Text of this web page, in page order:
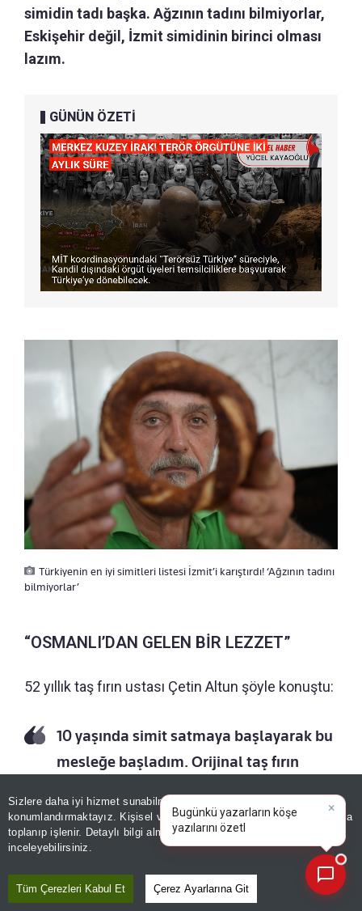
Sizlere daha iyi hizmet sunabilmek adına sitemizde
konumlandırmaktayız. Kişisel verileriniz, KVKK ve GDPR kapsamında
toplanıp işlenir. Detaylı bilgi almak içinAydınlatma Metnimizi
inceleyebilirsiniz.
Tüm Çerezleri Kabul Et Çerez Ayarlarına Git
simidin tadı başka. Ağzının tadını bilmiyorlar,
Eskişehir değil, İzmit simidinin birinci olması
lazım.
GÜNÜN ÖZETİ
Türkiyenin en iyi simitleri listesi İzmit’i karıştırdı! ‘Ağzının tadını
bilmiyorlar’
“OSMANLI’DAN GELEN BİR LEZZET”
52 yıllık taş fırın ustası Çetin Altun şöyle konuştu:
10 yaşında simit satmaya başlayarak bu
mesleğe başladım. Orijinal taş fırın
tabir edilen diğer simitlerden de
yapılıyor. Onlar da güzel ama benim
yaptığım simidin özelliğini sorarsanız;
taş fırında pişmesi, tabanının taş olması
×
Bugünkü yazarların köşe
yazılarını özetleyin!